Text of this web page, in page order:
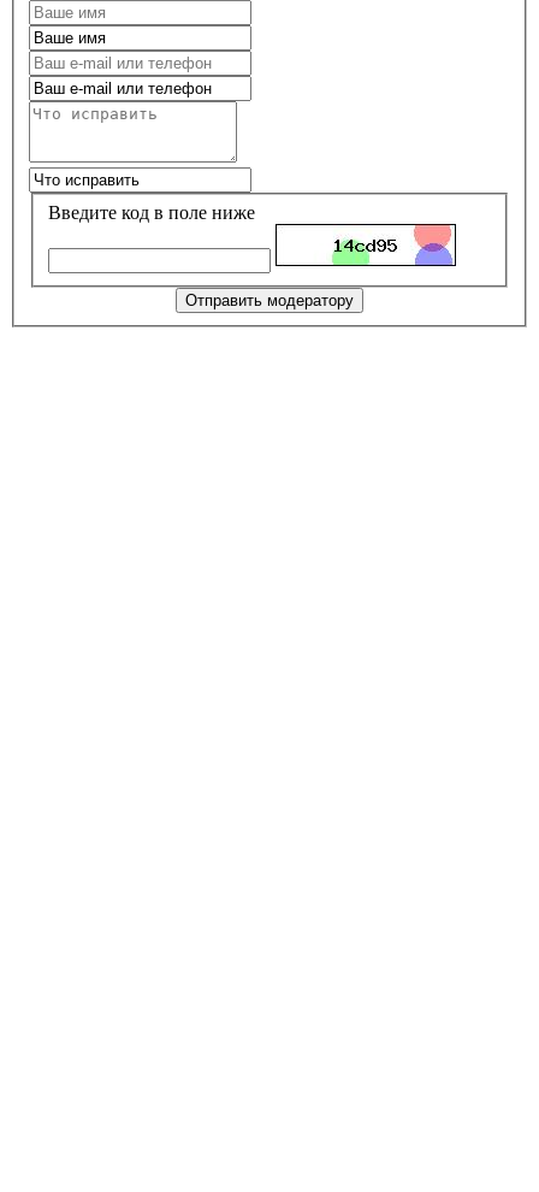
Введите код в поле ниже
Отправить модератору